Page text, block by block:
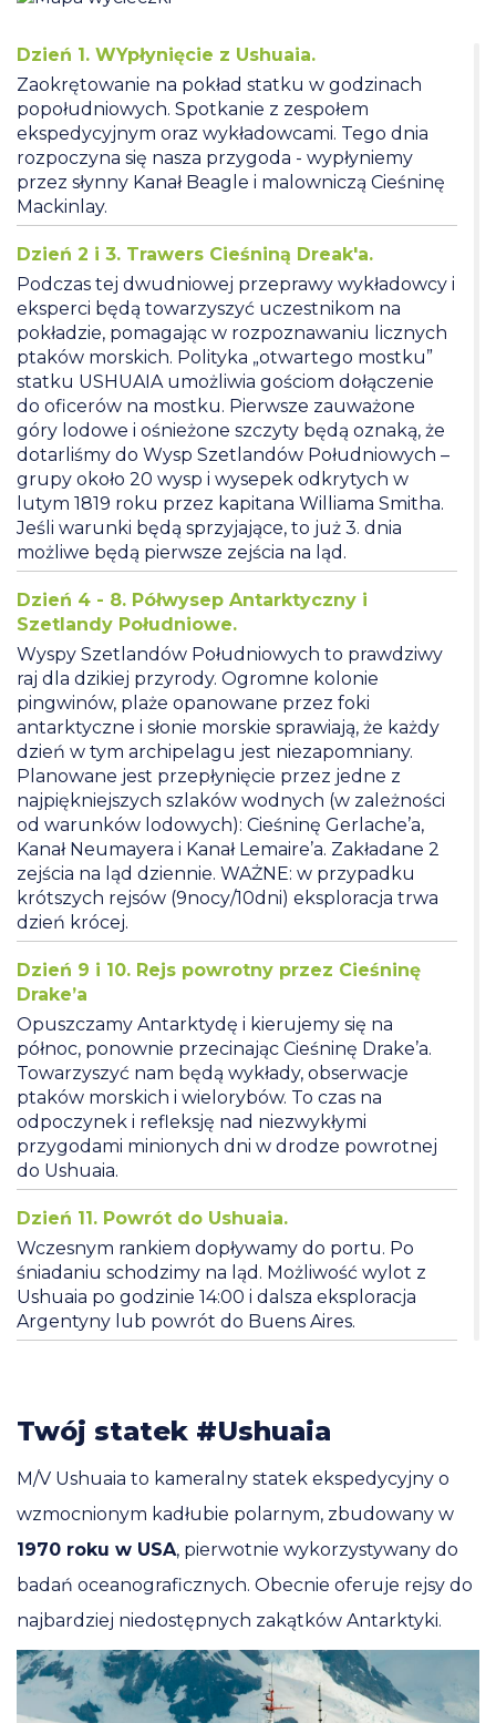
Dzień 1. WYpłynięcie z Ushuaia.
Zaokrętowanie na pokład statku w godzinach
popołudniowych. Spotkanie z zespołem
ekspedycyjnym oraz wykładowcami. Tego dnia
rozpoczyna się nasza przygoda - wypłyniemy
przez słynny Kanał Beagle i malowniczą Cieśninę
Mackinlay.
Dzień 2 i 3. Trawers Cieśniną Dreak'a.
Podczas tej dwudniowej przeprawy wykładowcy i
eksperci będą towarzyszyć uczestnikom na
pokładzie, pomagając w rozpoznawaniu licznych
ptaków morskich. Polityka „otwartego mostku”
statku USHUAIA umożliwia gościom dołączenie
do oficerów na mostku. Pierwsze zauważone
góry lodowe i ośnieżone szczyty będą oznaką, że
dotarliśmy do Wysp Szetlandów Południowych –
grupy około 20 wysp i wysepek odkrytych w
lutym 1819 roku przez kapitana Williama Smitha.
Jeśli warunki będą sprzyjające, to już 3. dnia
możliwe będą pierwsze zejścia na ląd.
Dzień 4 - 8. Półwysep Antarktyczny i
Szetlandy Południowe.
Wyspy Szetlandów Południowych to prawdziwy
raj dla dzikiej przyrody. Ogromne kolonie
pingwinów, plaże opanowane przez foki
antarktyczne i słonie morskie sprawiają, że każdy
dzień w tym archipelagu jest niezapomniany.
Planowane jest przepłynięcie przez jedne z
najpiękniejszych szlaków wodnych (w zależności
od warunków lodowych): Cieśninę Gerlache’a,
Kanał Neumayera i Kanał Lemaire’a. Zakładane 2
zejścia na ląd dziennie. WAŻNE: w przypadku
krótszych rejsów (9nocy/10dni) eksploracja trwa
dzień krócej.
Dzień 9 i 10. Rejs powrotny przez Cieśninę
Drake’a
Opuszczamy Antarktydę i kierujemy się na
północ, ponownie przecinając Cieśninę Drake’a.
Towarzyszyć nam będą wykłady, obserwacje
ptaków morskich i wielorybów. To czas na
odpoczynek i refleksję nad niezwykłymi
przygodami minionych dni w drodze powrotnej
do Ushuaia.
Dzień 11. Powrót do Ushuaia.
Wczesnym rankiem dopływamy do portu. Po
śniadaniu schodzimy na ląd. Możliwość wylot z
Ushuaia po godzinie 14:00 i dalsza eksploracja
Argentyny lub powrót do Buens Aires.
Twój statek #Ushuaia
M/V Ushuaia to kameralny statek ekspedycyjny o
wzmocnionym kadłubie polarnym, zbudowany w
1970 roku w USA, pierwotnie wykorzystywany do
badań oceanograficznych. Obecnie oferuje rejsy do
najbardziej niedostępnych zakątków Antarktyki.